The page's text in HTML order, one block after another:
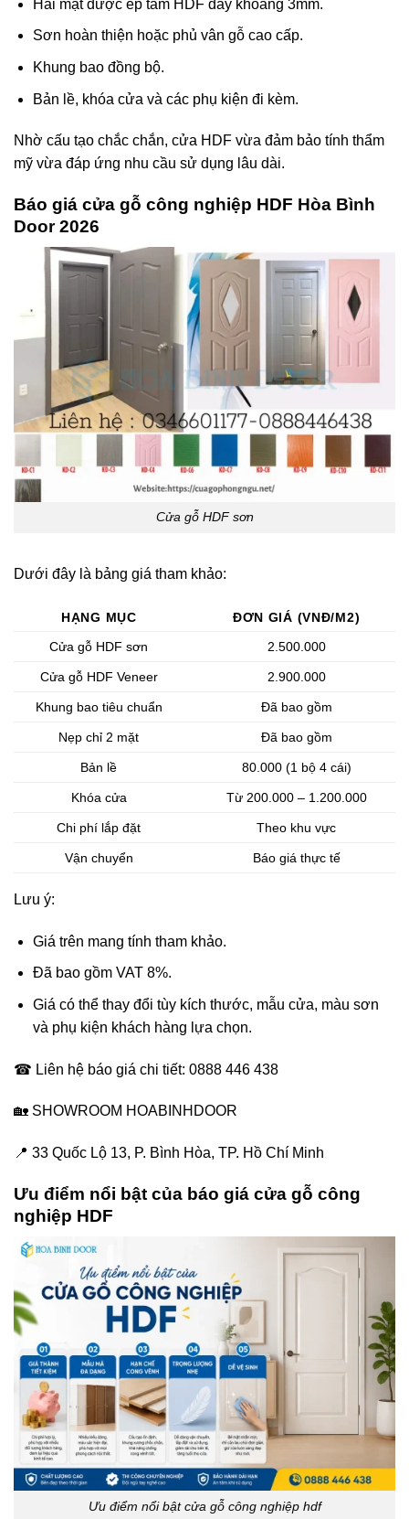
Hai mặt được ép tấm HDF dày khoảng 3mm.
Sơn hoàn thiện hoặc phủ vân gỗ cao cấp.
Khung bao đồng bộ.
Bản lề, khóa cửa và các phụ kiện đi kèm.
Nhờ cấu tạo chắc chắn, cửa HDF vừa đảm bảo tính thẩm
mỹ vừa đáp ứng nhu cầu sử dụng lâu dài.
Báo giá cửa gỗ công nghiệp HDF Hòa Bình
Door2026
Cửa gỗ HDF sơn
Dưới đây là bảng giá tham khảo:
HẠNG MỤC
ĐƠN GIÁ (VNĐ/M2)
Cửa gỗ HDF sơn
2.500.000
Cửa gỗ HDF Veneer 2.900.000
Khung bao tiêu chuẩn Đã bao gồm
Nẹp chỉ 2 mặt Đã bao gồm
Bản lề 80.000 (1 bộ 4 cái)
Khóa cửa Từ 200.000 – 1.200.000
Chi phí lắp đặt Theo khu vực
Vận chuyển Báo giá thực tế
Lưu ý:
Giá trên mang tính tham khảo.
Đã bao gồm VAT 8%.
Giá có thể thay đổi tùy kích thước, mẫu cửa, màu sơn
và phụ kiện khách hàng lựa chọn.
☎ Liên hệ báo giá chi tiết: 0888 446 438
🏡 SHOWROOM HOABINHDOOR
📍 33 Quốc Lộ 13, P. Bình Hòa, TP. Hồ Chí Minh
Ưu điểm nổi bật của báo giá cửa gỗ công
nghiệp HDF
Ưu điểm nổi bật cửa gỗ công nghiệp hdf